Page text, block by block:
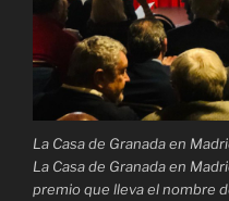
La Casa de Granada en
La Casa de Granada en
premio que lleva el nombre